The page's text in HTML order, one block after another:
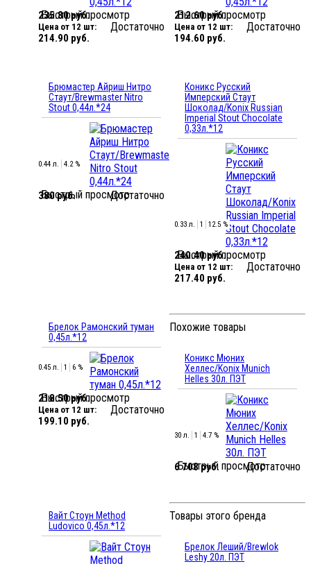
Быстрый просмотр
235.80 руб.
Цена от 12 шт:
214.90 руб.
Достаточно
Быстрый просмотр
212.60 руб.
Цена от 12 шт:
194.60 руб.
Достаточно
Брюмастер Айриш Нитро
Стаут/Brewmaster Nitro
Stout 0,44л.*24
Быстрый просмотр
0.44 л. 4.2 %
380 руб. Достаточно
Коникс Русский
Имперский Стаут
Шоколад/Konix Russian
Imperial Stout Chocolate
0,33л.*12
Быстрый просмотр
0.33 л. 1 12.5 %
240.40 руб.
Цена от 12 шт:
217.40 руб.
Достаточно
Брелок Рамонский туман
0,45л.*12
Быстрый просмотр
0.45 л. 1 6 %
218.50 руб.
Цена от 12 шт:
199.10 руб.
Достаточно
Похожие товары
Коникс Мюних
Хеллес/Konix Munich
Helles 30л. ПЭТ
Быстрый просмотр
30 л. 1 4.7 %
6 708 руб. Достаточно
Вайт Стоун Method
Ludovico 0,45л.*12
Товары этого бренда
Брелок Леший/Brewlok
Leshy 20л. ПЭТ